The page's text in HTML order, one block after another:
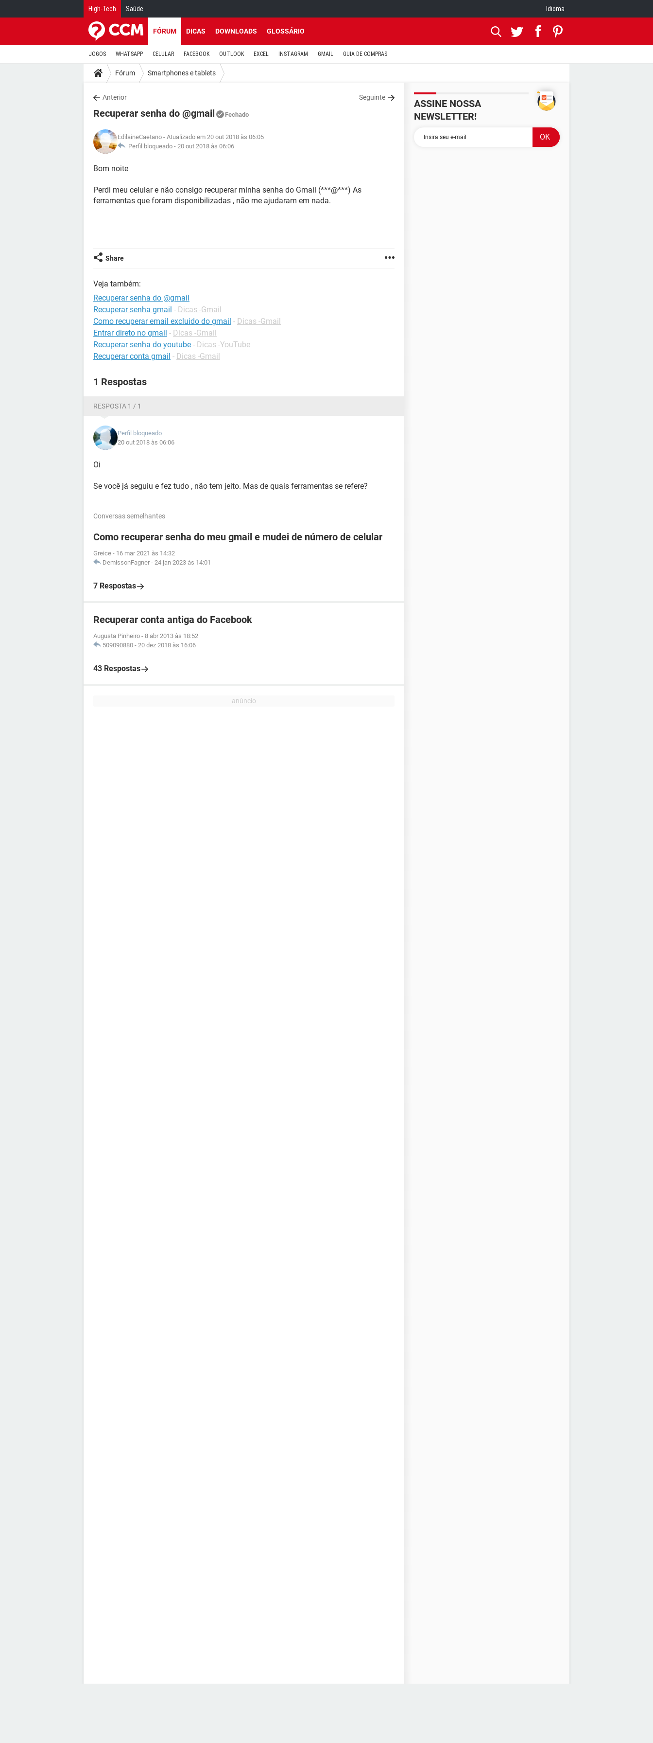
High-Tech Saúde Idioma
FÓRUM DICAS DOWNLOADS GLOSSÁRIO
JOGOS WHATSAPP CELULAR FACEBOOK OUTLOOK EXCEL INSTAGRAM GMAIL GUIA DE COMPRAS
Fórum Smartphones e tablets
Anterior Seguinte
Recuperar senha do @gmail Fechado
EdilaineCaetano - Atualizado em 20 out 2018 às 06:05
Perfil bloqueado - 20 out 2018 às 06:06
Bom noite
Perdi meu celular e não consigo recuperar minha senha do Gmail (***@***) As
ferramentas que foram disponibilizadas , não me ajudaram em nada.
Share
Veja também:
Recuperar senha do @gmail
Recuperar senha gmail - Dicas -Gmail
Como recuperar email excluido do gmail - Dicas -Gmail
Entrar direto no gmail - Dicas -Gmail
Recuperar senha do youtube - Dicas -YouTube
Recuperar conta gmail - Dicas -Gmail
1 Respostas
RESPOSTA 1 / 1
Perfil bloqueado
20 out 2018 às 06:06
Oi
Se você já seguiu e fez tudo , não tem jeito. Mas de quais ferramentas se refere?
Conversas semelhantes
Como recuperar senha do meu gmail e mudei de número de celular
Greice - 16 mar 2021 às 14:32
DemissonFagner - 24 jan 2023 às 14:01
7 Respostas
Recuperar conta antiga do Facebook
Augusta Pinheiro - 8 abr 2013 às 18:52
509090880 - 20 dez 2018 às 16:06
43 Respostas
ASSINE NOSSA
NEWSLETTER!